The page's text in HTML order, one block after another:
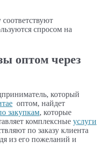
спросом на
оптом через
который
оптом, найдет
закупкам, которые
комплексные услуги
по заказу клиента
из его пожеланий и